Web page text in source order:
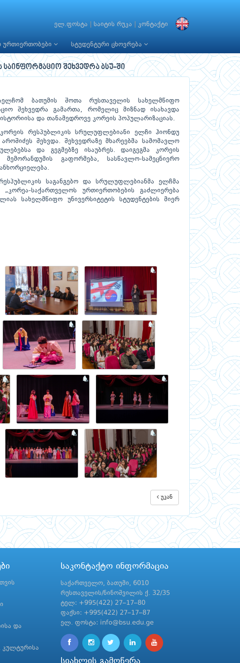
ელ.ფოსტა საიტის რუკა კონტაქტი
ურთიერთობები სტუდენტური ცხოვრება
შეხვედრა ბსუ-ში
ბათუმის შოთა რუსთაველის სახელმწიფო
შეხვედრა გამართა, რომელიც მიზნად ისახავდა
და თანამედროვე კორეის პოპულარიზაციას.
რესპუბლიკის სრულუფლებიანი ელჩი ჰიონდუ
შეხვდა. შეხვედრაზე მხარეებმა სამომავლო
და გეგმებზე ისაუბრეს. დაიგეგმა კორეის
გაფორმება, სასწავლო-სამეცნიერო
საგანგებო და სრულუფლებიანმა ელჩმა
საქართველოს ურთიერთობების გაძლიერება
სახელმწიფო უნივერსიტეტის სტუდენტების მიერ
უკან
და
კულტურისა
საკონტაქტო ინფორმაცია
საქართველო, ბათუმი, 6010
რუსთაველის/ნინოშვილის ქ. 32/35
ტელ: +995(422) 27–17–80
ფაქსი: +995(422) 27–17–87
ელ. ფოსტა: info@bsu.edu.ge
სიახლის გამოწერა